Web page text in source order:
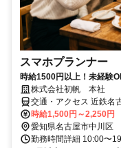
スマホプランナー
時給1500円以上！未経験
株式会社初帆 本社
交通・アクセス 近鉄名
時給1,500円～2,250円
愛知県名古屋市中川区
勤務時間詳細 10:00〜